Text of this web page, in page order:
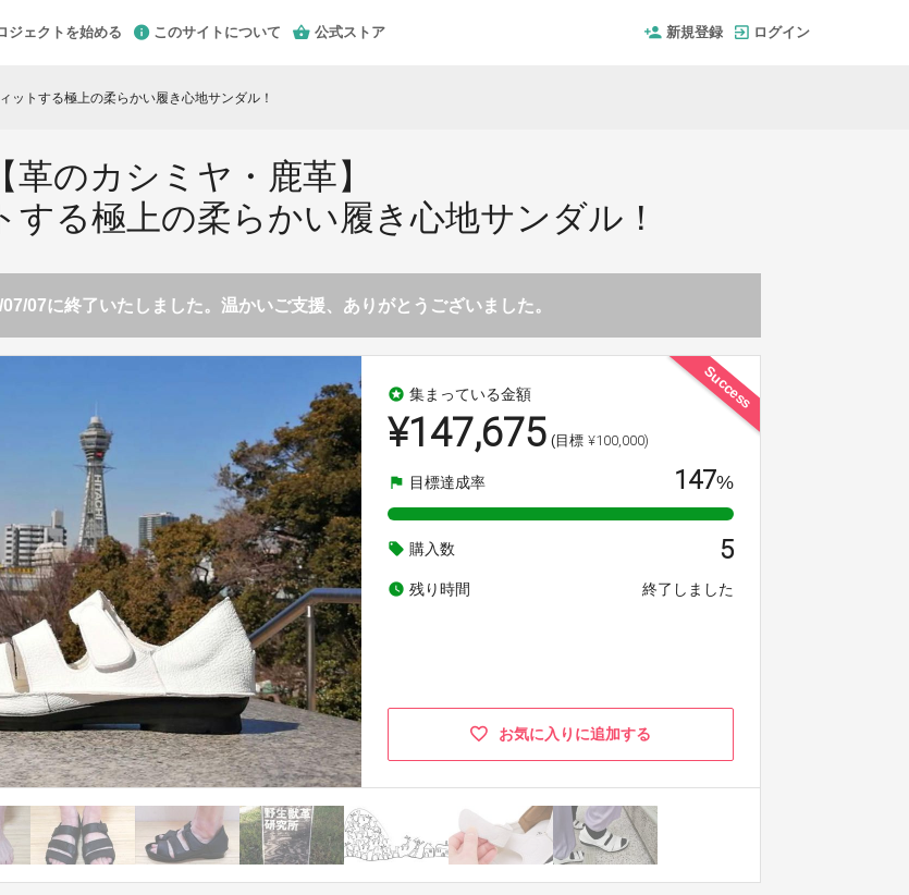
ジェクトを始める このサイトについて 公式ストア 新規登録 ログイン
ットする極上の柔らかい履き心地サンダル！
【革のカシミヤ・鹿革】
する極上の柔らかい履き心地サンダル！
07に終了いたしました。温かいご支援、ありがとうございました。
Success
stars 集まっている金額
¥147,675 (目標 ¥100,000)
flag 目標達成率 147%
local_offer 購入数 5
watch_later 残り時間 終了しました
お気に入りに追加する